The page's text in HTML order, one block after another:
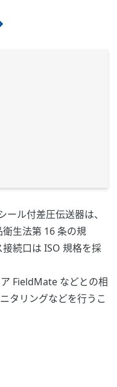
ール付差圧伝送器は、
生法第 16 条の規
続口は ISO 規格を採
FieldMate などとの相
タリングなどを行うこ